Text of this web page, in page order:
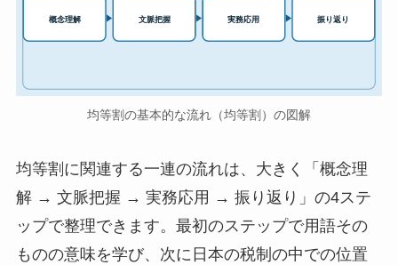
概念理解 文脈把握 実務応用 振り返り
均等割の基本的な流れ（均等割）の図解
均等割に関連する一連の流れは、大きく「概念理
解 → 文脈把握 → 実務応用 → 振り返り」の4ステ
ップで整理できます。最初のステップで用語その
ものの意味を学び、次に日本の税制の中での位置